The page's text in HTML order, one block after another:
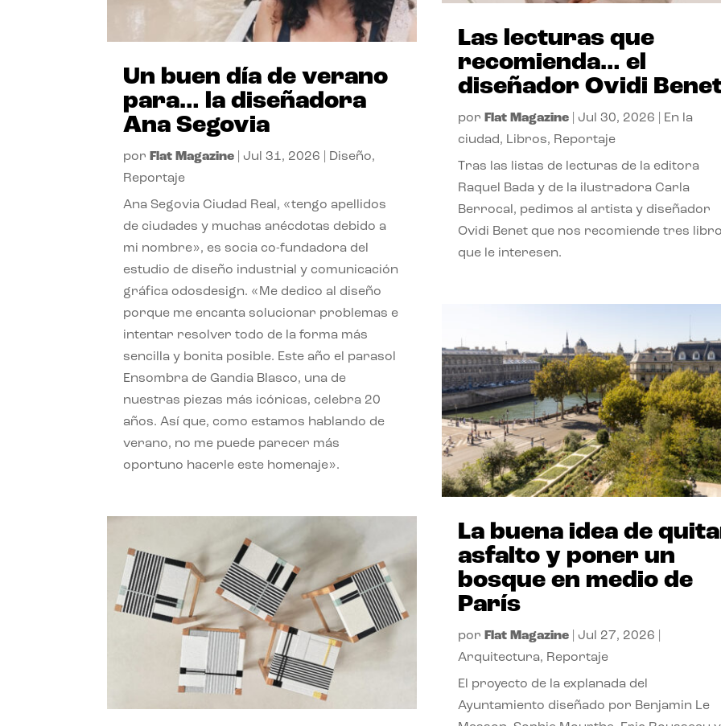
Un buen día de verano
para… la diseñadora
Ana Segovia
por Flat Magazine Jul 31, 2026 Diseño,
Reportaje
Ana Segovia Ciudad Real, «tengo apellidos
de ciudades y muchas anécdotas debido a
mi nombre», es socia co-fundadora del
estudio de diseño industrial y comunicación
gráfica odosdesign. «Me dedico al diseño
porque me encanta solucionar problemas e
intentar resolver todo de la forma más
sencilla y bonita posible. Este año el parasol
Ensombra de Gandia Blasco, una de
nuestras piezas más icónicas, celebra 20
años. Así que, como estamos hablando de
verano, no me puede parecer más
oportuno hacerle este homenaje».
Las lecturas que
recomienda… el
diseñador Ovidi
por Flat Magazine| Jul 30, 2026
En la
ciudad, Libros, Reportaje
Tras las listas de lecturas de la editora
Raquel Bada y de la ilustradora Carla
Berrocal, pedimos al artista y diseñador
Ovidi Benet que nos recomiende tres
que le interesen.
La buena idea de
asfalto y poner un
bosque en medio de
París
por Flat Magazine| Jul 27, 2026
Arquitectura, Reportaje
El proyecto de la explanada del
Ayuntamiento diseñado por Benjamin Le